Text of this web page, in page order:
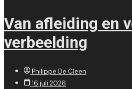
Van afleiding en
verbeelding
Philippe De Cleen
16 juli 2026